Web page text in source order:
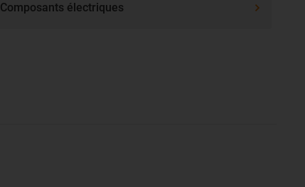
Composants électriques